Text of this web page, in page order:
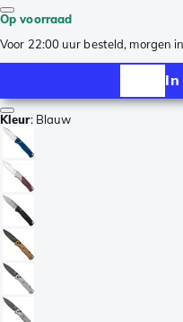
Op voorraad
Voor 22:00 uur besteld, morgen
Kleur: Blauw